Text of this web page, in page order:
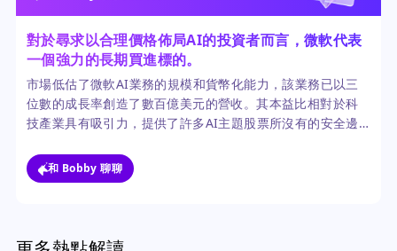
對於尋求以合理價格佈局AI的投資者而言，微軟代表
一個強力的長期買進標的。
市場低估了微軟AI業務的規模和貨幣化能力，該業務已以三
位數的成長率創造了數百億美元的營收。其本益比相對於科
技產業具有吸引力，提供了許多AI主題股票所沒有的安全邊
和 Bobby 聊聊